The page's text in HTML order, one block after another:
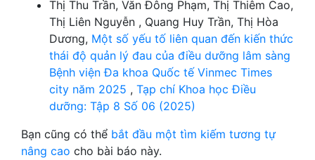
Thị Thu Trần, Văn Đông Phạm, Thị Thiêm Cao,
Thị Liên Nguyễn , Quang Huy Trần, Thị Hòa
Dương, Một số yếu tố liên quan đến kiến thức
thái độ quản lý đau của điều dưỡng lâm sàng
Bệnh viện Đa khoa Quốc tế Vinmec Times
city năm 2025 , Tạp chí Khoa học Điều
dưỡng: Tập 8 Số 06 (2025)
Bạn cũng có thể bắt đầu một tìm kiếm tương tự
nâng cao cho bài báo này.